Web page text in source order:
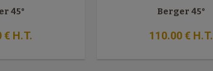
45°
€ H.T.
Berger 45°
110.00€ H.T.